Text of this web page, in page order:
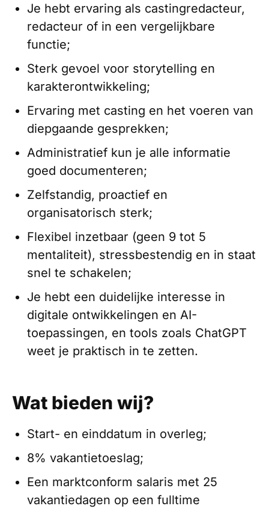
Je hebt ervaring als castingredacteur,
redacteur of in een vergelijkbare
functie;
Sterk gevoel voor storytelling en
karakterontwikkeling;
Ervaring met casting en het voeren van
diepgaande gesprekken;
Administratief kun je alle informatie
goed documenteren;
Zelfstandig, proactief en
organisatorisch sterk;
Flexibel inzetbaar (geen 9 tot 5
mentaliteit), stressbestendig en in staat
snel te schakelen;
Je hebt een duidelijke interesse in
digitale ontwikkelingen en AI-
toepassingen, en tools zoals ChatGPT
weet je praktisch in te zetten.
Wat bieden wij?
Start- en einddatum in overleg;
8% vakantietoeslag;
Een marktconform salaris met 25
vakantiedagen op een fulltime